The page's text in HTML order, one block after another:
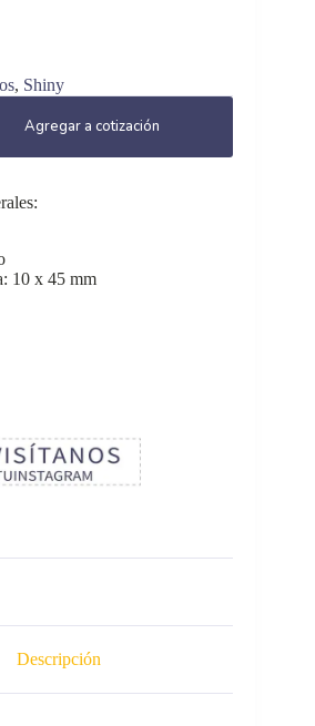
, Shiny
Agregar a cotización
10 x 45 mm
Descripción